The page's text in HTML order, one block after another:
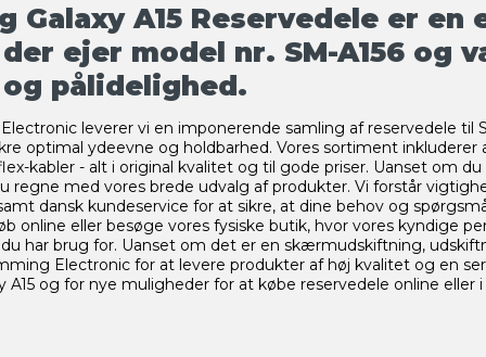
Galaxy A15 Reservedele er
ejer model nr. SM-A156
pålidelighed.
leverer vi en imponerende samling af reservedele
optimal ydeevne og holdbarhed. Vores sortiment
kabler - alt i original kvalitet og til gode priser. Uanset om
regne med vores brede udvalg af produkter. Vi forstår
dansk kundeservice for at sikre, at dine behov og
online eller besøge vores fysiske butik, hvor vores kyndige
har brug for. Uanset om det er en skærmudskiftning,
Electronic for at levere produkter af høj kvalitet og en
A15 og for nye muligheder for at købe reservedele online eller